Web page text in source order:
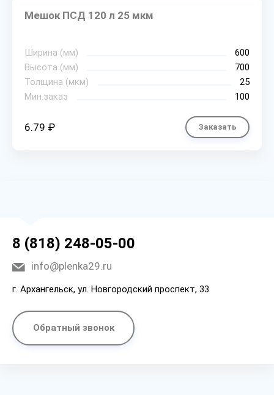
Мешок ПСД 120 л 25 мкм
Ширина (мм)
600
Высота (мм)
700
Толщина (мкм)
25
Мин.заказ
100
6.79 ₽ Заказать
8 (818) 248-05-00
info@plenka29.ru
г. Архангельск, ул. Новгородский проспект, 33
Обратный звонок